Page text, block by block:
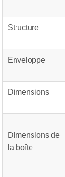
Structure
Enveloppe
Dimensions
Dimensions de
la boîte